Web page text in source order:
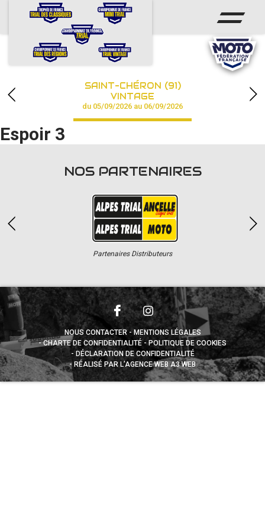
ACCUEIL
CALENDRIER
CHAMPIONNAT
RÉSULTATS
PHOTOS / VIDÉOS
PARTENAIRES
SAINT-CHÉRON (91)
VINTAGE
du 05/09/2026 au 06/09/2026
Espoir 3
NOS PARTENAIRES
Partenaires Distributeurs
NOUS CONTACTER
MENTIONS LÉGALES
CHARTE DE CONFIDENTIALITÉ
POLITIQUE DE COOKIES
DÉCLARATION DE CONFIDENTIALITÉ
RÉALISÉ PAR L’AGENCE WEB A3 WEB